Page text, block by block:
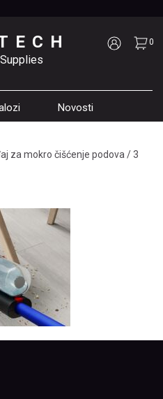
Novosti
0
za mokro čišćenje podova /3